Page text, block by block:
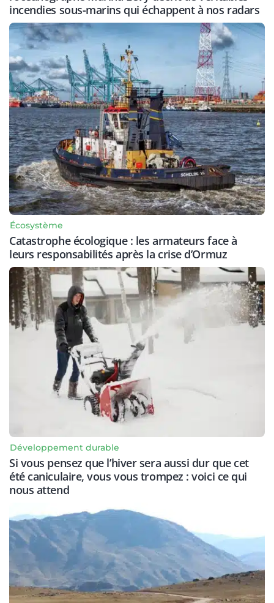
incendies sous-marins qui échappent à nos radars
Écosystème
Catastrophe écologique : les armateurs face à
leurs responsabilités après la crise d’Ormuz
Développement durable
Si vous pensez que l’hiver sera aussi dur que cet
été caniculaire, vous vous trompez : voici ce qui
nous attend